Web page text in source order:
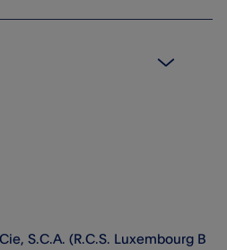
S.C.A. (R.C.S. Luxembourg B